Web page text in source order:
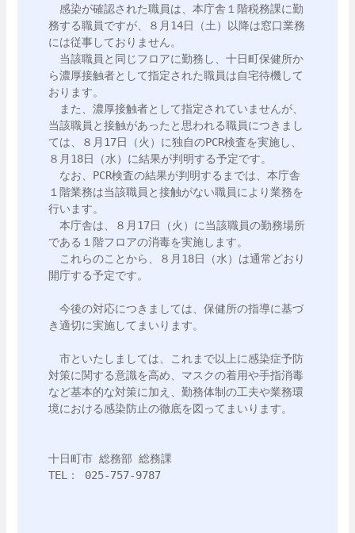
感染が確認された職員は、本庁舎１階税務課に勤
務する職員ですが、８月14日（土）以降は窓口業務
には従事しておりません。
当該職員と同じフロアに勤務し、十日町保健所か
ら濃厚接触者として指定された職員は自宅待機して
おります。
また、濃厚接触者として指定されていませんが、
当該職員と接触があったと思われる職員につきまし
ては、８月17日（火）に独自のPCR検査を実施し、
８月18日（水）に結果が判明する予定です。
なお、PCR検査の結果が判明するまでは、本庁舎
１階業務は当該職員と接触がない職員により業務を
行います。
本庁舎は、８月17日（火）に当該職員の勤務場所
である１階フロアの消毒を実施します。
これらのことから、８月18日（水）は通常どおり
開庁する予定です。
今後の対応につきましては、保健所の指導に基づ
き適切に実施してまいります。
市といたしましては、これまで以上に感染症予防
対策に関する意識を高め、マスクの着用や手指消毒
など基本的な対策に加え、勤務体制の工夫や業務環
境における感染防止の徹底を図ってまいります。
十日町市 総務部 総務課
TEL： 025-757-9787